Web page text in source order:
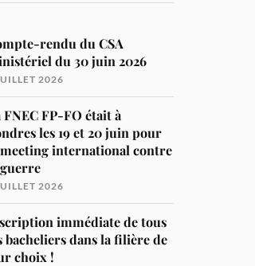
rendu du CSA
du 30 juin 2026
2026
FNEC FP-FO était à
les 19 et 20 juin pour
international contre
2026
immédiate de tous
bacheliers dans la filière de
choix !